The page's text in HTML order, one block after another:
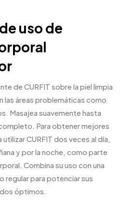
uso de
de CURFIT sobre la piel limpia
las áreas problemáticas como
Masajea suavemente hasta
Para obtener mejores
CURFIT dos veces al día,
y por la noche, como parte
Combina su uso con una
regular para potenciar sus
óptimos.